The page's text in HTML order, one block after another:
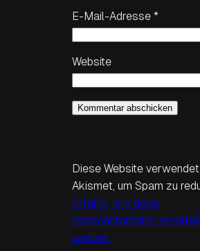
E-Mail-Adresse *
Website
Diese Website verwendet
Akismet, um Spam zu
Erfahre, wie deine
Kommentardaten
werden.